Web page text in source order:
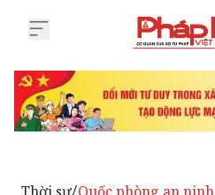
/